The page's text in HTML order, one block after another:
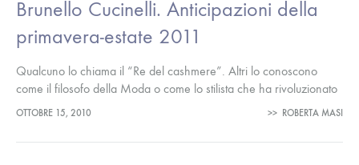
Brunello Cucinelli. Anticipazioni della
primavera-estate 2011
Qualcuno lo chiama il “Re del cashmere”. Altri lo conoscono
come il filosofo della Moda o come lo stilista che ha rivoluzionato
il mercato tradizionale del settore, inventando il cashmere…
OTTOBRE 15, 2010 >> ROBERTA MASI